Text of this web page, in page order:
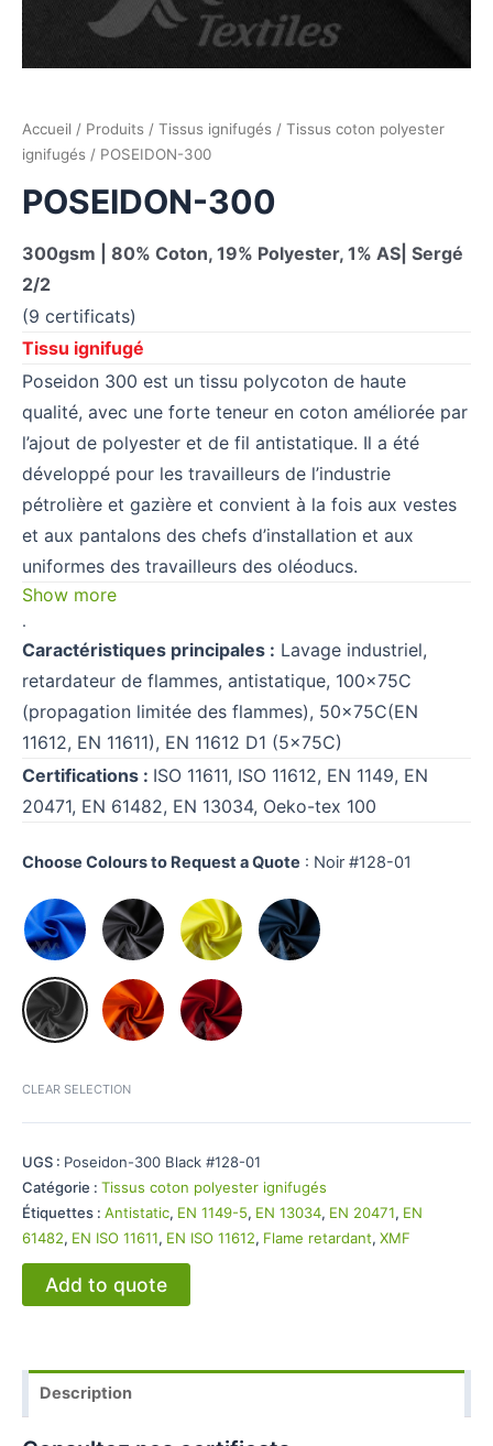
Accueil / Produits / Tissus ignifugés / Tissus coton polyester
ignifugés / POSEIDON-300
POSEIDON-300
300gsm | 80% Coton, 19% Polyester, 1% AS| Sergé
2/2
(9 certificats)
Tissu ignifugé
Poseidon 300 est un tissu polycoton de haute
qualité, avec une forte teneur en coton améliorée par
l’ajout de polyester et de fil antistatique. Il a été
développé pour les travailleurs de l’industrie
pétrolière et gazière et convient à la fois aux vestes
et aux pantalons des chefs d’installation et aux
uniformes des travailleurs des oléoducs.
Show more
.
Caractéristiques principales : Lavage industriel,
retardateur de flammes, antistatique, 100×75C
(propagation limitée des flammes), 50×75C(EN
11612, EN 11611), EN 11612 D1 (5×75C)
Certifications : ISO 11611, ISO 11612, EN 1149, EN
20471, EN 61482, EN 13034, Oeko-tex 100
Choose Colours to Request a Quote : Noir #128-01
CLEAR SELECTION
UGS : Poseidon-300 Black #128-01
Catégorie : Tissus coton polyester ignifugés
Étiquettes : Antistatic, EN 1149-5, EN 13034, EN 20471, EN
61482, EN ISO 11611, EN ISO 11612, Flame retardant, XMF
Add to quote
Description